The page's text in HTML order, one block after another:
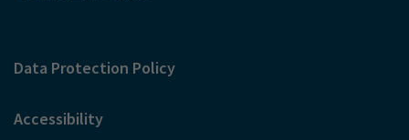
Data Protection Policy
Accessibility